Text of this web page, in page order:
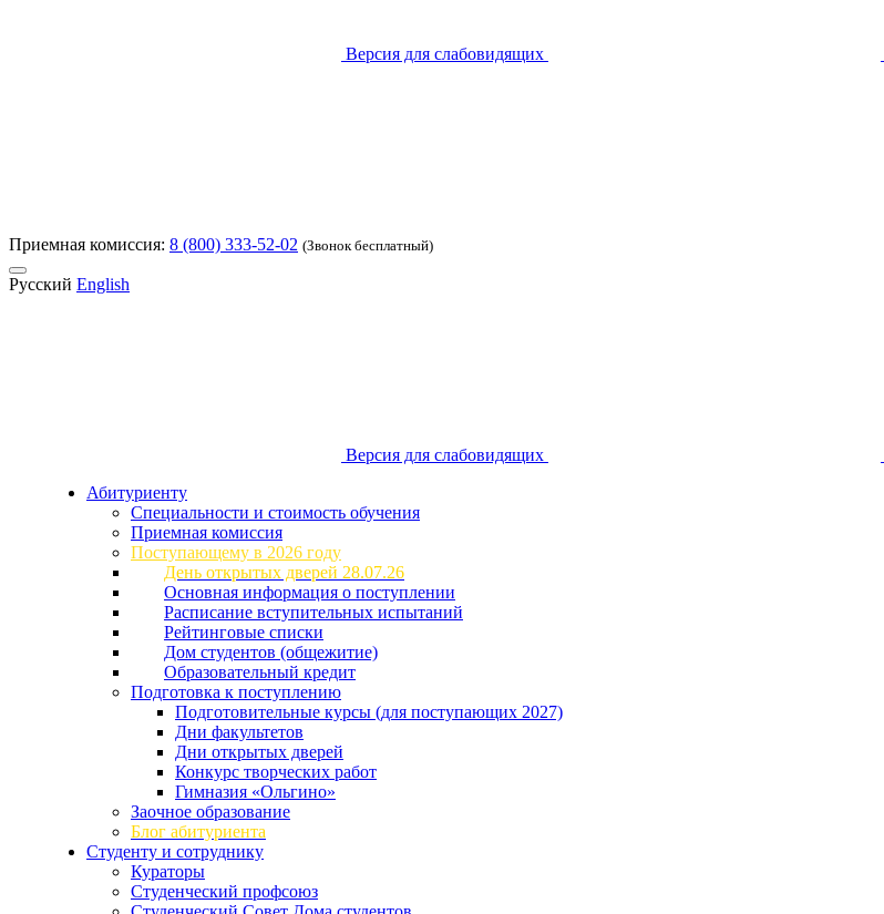
Версия для слабовидящих
Приемная комиссия: 8 (800) 333-52-02 (Звонок бесплатный)
Русский English
Версия для слабовидящих
Абитуриенту
Специальности и стоимость обучения
Приемная комиссия
Поступающему в 2026 году
День открытых дверей 28.07.26
Основная информация о поступлении
Расписание вступительных испытаний
Рейтинговые списки
Дом студентов (общежитие)
Образовательный кредит
Подготовка к поступлению
Подготовительные курсы (для поступающих 2027)
Дни факультетов
Дни открытых дверей
Конкурс творческих работ
Гимназия «Ольгино»
Заочное образование
Блог абитуриента
Студенту и сотруднику
Кураторы
Студенческий профсоюз